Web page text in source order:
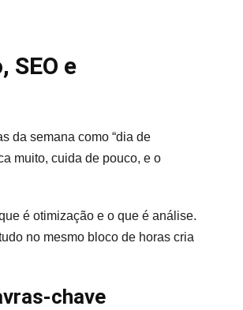
SEO e
da semana como “dia de
muito, cuida de pouco, e o
é otimização e o que é análise.
no mesmo bloco de horas cria
chave